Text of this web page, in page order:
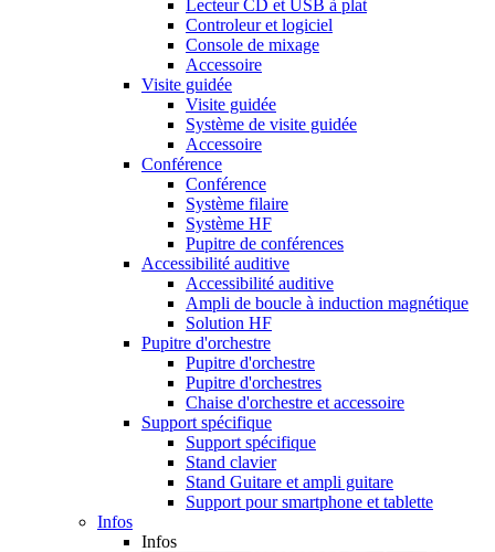
Lecteur CD et USB à plat
Controleur et logiciel
Console de mixage
Accessoire
Visite guidée
Visite guidée
Système de visite guidée
Accessoire
Conférence
Conférence
Système filaire
Système HF
Pupitre de conférences
Accessibilité auditive
Accessibilité auditive
Ampli de boucle à induction magnétique
Solution HF
Pupitre d'orchestre
Pupitre d'orchestre
Pupitre d'orchestres
Chaise d'orchestre et accessoire
Support spécifique
Support spécifique
Stand clavier
Stand Guitare et ampli guitare
Support pour smartphone et tablette
Infos
Infos